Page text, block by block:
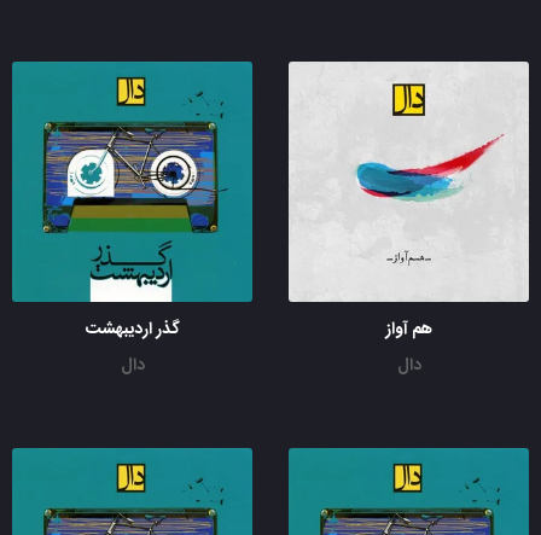
هم آواز
دال
گذر اردیبهشت
دال